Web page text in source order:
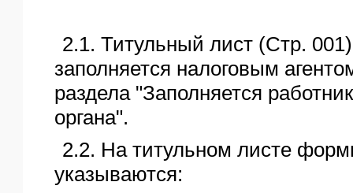
2.1. Титульный лист (Стр.
заполняется налоговым
раздела "Заполняется
органа".
2.2. На титульном листе
указываются: